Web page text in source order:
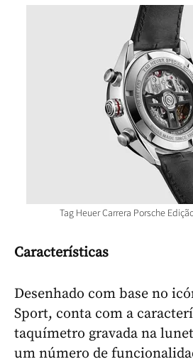
Tag Heuer Carrera Porsche
Características
Desenhado com base no
Sport, conta com a
taquímetro gravada na
um número de